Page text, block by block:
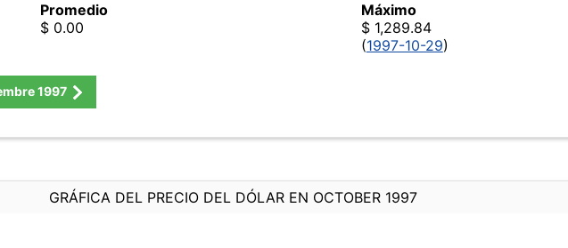
Promedio
$ 0.00
Máximo
$ 1,289.84
(1997-10-29)
1997
GRÁFICA DEL PRECIO DEL DÓLAR EN OCTOBER 1997